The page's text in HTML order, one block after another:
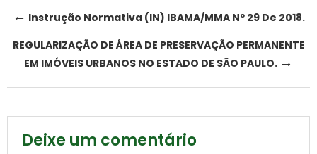
Post
navigation
← Instrução Normativa (IN) IBAMA/MMA Nº 29 De 2018.
REGULARIZAÇÃO DE ÁREA DE PRESERVAÇÃO PERMANENTE
EM IMÓVEIS URBANOS NO ESTADO DE SÃO PAULO. →
Deixe um comentário